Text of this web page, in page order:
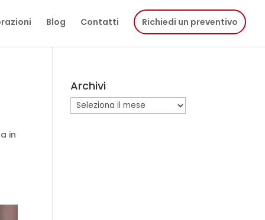
Blog Contatti Richiedi un preventivo
in
Archivi
Archivi